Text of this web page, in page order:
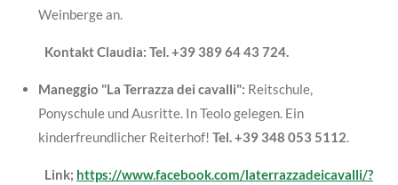
Weinberge an.
Kontakt Claudia: Tel. +39 389 64 43 724.
Maneggio "La Terrazza dei cavalli": Reitschule,
Ponyschule und Ausritte. In Teolo gelegen. Ein
kinderfreundlicher Reiterhof! Tel. +39 348 053 5112.
Link; https://www.facebook.com/laterrazzadeicavalli/?